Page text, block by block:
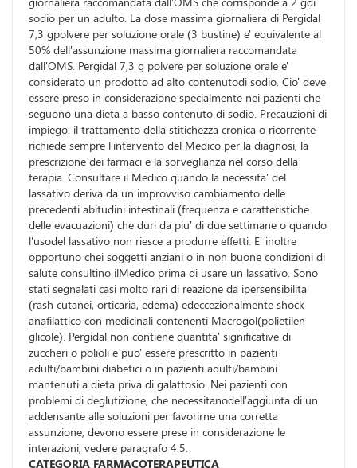
sodio per un adulto. La dose massima giornaliera di Pergidal
7,3 gpolvere per soluzione orale (3 bustine) e' equivalente al
50% dell'assunzione massima giornaliera raccomandata
dall'OMS. Pergidal 7,3 g polvere per soluzione orale e'
considerato un prodotto ad alto contenutodi sodio. Cio' deve
essere preso in considerazione specialmente nei pazienti che
seguono una dieta a basso contenuto di sodio. Precauzioni di
impiego: il trattamento della stitichezza cronica o ricorrente
richiede sempre l'intervento del Medico per la diagnosi, la
prescrizione dei farmaci e la sorveglianza nel corso della
terapia. Consultare il Medico quando la necessita' del
lassativo deriva da un improvviso cambiamento delle
precedenti abitudini intestinali (frequenza e caratteristiche
delle evacuazioni) che duri da piu' di due settimane o quando
l'usodel lassativo non riesce a produrre effetti. E' inoltre
opportuno chei soggetti anziani o in non buone condizioni di
salute consultino ilMedico prima di usare un lassativo. Sono
stati segnalati casi molto rari di reazione da ipersensibilita'
(rash cutanei, orticaria, edema) edeccezionalmente shock
anafilattico con medicinali contenenti Macrogol(polietilen
glicole). Pergidal non contiene quantita' significative di
zuccheri o polioli e puo' essere prescritto in pazienti
adulti/bambini diabetici o in pazienti adulti/bambini
mantenuti a dieta priva di galattosio. Nei pazienti con
problemi di deglutizione, che necessitanodell'aggiunta di un
addensante alle soluzioni per favorirne una corretta
assunzione, devono essere prese in considerazione le
interazioni, vedere paragrafo 4.5.
CATEGORIA FARMACOTERAPEUTICA